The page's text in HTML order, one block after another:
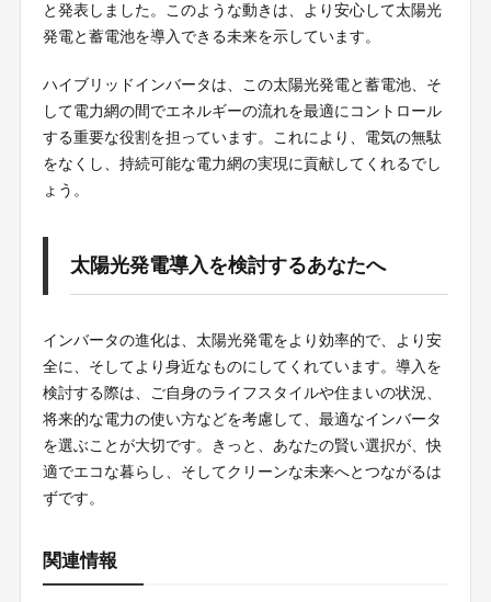
と発表しました。このような動きは、より安心して太陽光
発電と蓄電池を導入できる未来を示しています。
ハイブリッドインバータは、この太陽光発電と蓄電池、そ
して電力網の間でエネルギーの流れを最適にコントロール
する重要な役割を担っています。これにより、電気の無駄
をなくし、持続可能な電力網の実現に貢献してくれるでし
ょう。
太陽光発電導入を検討するあなたへ
インバータの進化は、太陽光発電をより効率的で、より安
全に、そしてより身近なものにしてくれています。導入を
検討する際は、ご自身のライフスタイルや住まいの状況、
将来的な電力の使い方などを考慮して、最適なインバータ
を選ぶことが大切です。きっと、あなたの賢い選択が、快
適でエコな暮らし、そしてクリーンな未来へとつながるは
ずです。
関連情報